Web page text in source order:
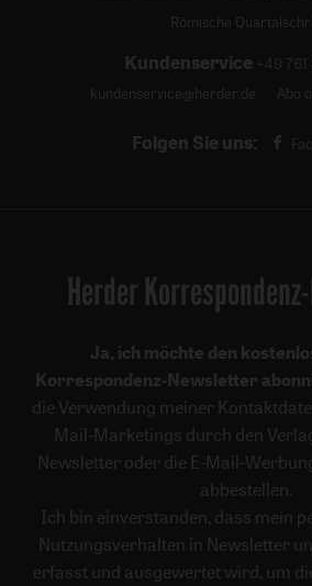
Römische
Kundenservice +49
kundenservice@herder.de
Abo
Folgen Sie uns:
Herder
Ja, ich möchte den
Korrespondenz-Newsletter
die Verwendung meiner
Mail-Marketings durch den
Newsletter oder die E-Mail-
abbestellen.
Ich bin einverstanden, dass mein
Nutzungsverhalten in Newsletter
erfasst und ausgewertet wird, um